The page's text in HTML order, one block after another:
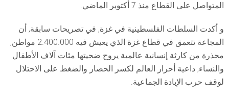
المتواصل على القطاع منذ 7 أكتوبر الماضي.
و أكدت السلطات الفلسطينية في غزة, في تصريحات سابقة, أن
المجاعة تتعمق في قطاع غزة الذي يعيش فيه 2.400.000 مواطن,
محذرة من كارثة إنسانية عالمية يروح ضحيتها مئات آلاف الأطفال
والنساء, داعية أحرار العالم لكسر الحصار والضغط على الاحتلال
لوقف حرب الإبادة الجماعية.